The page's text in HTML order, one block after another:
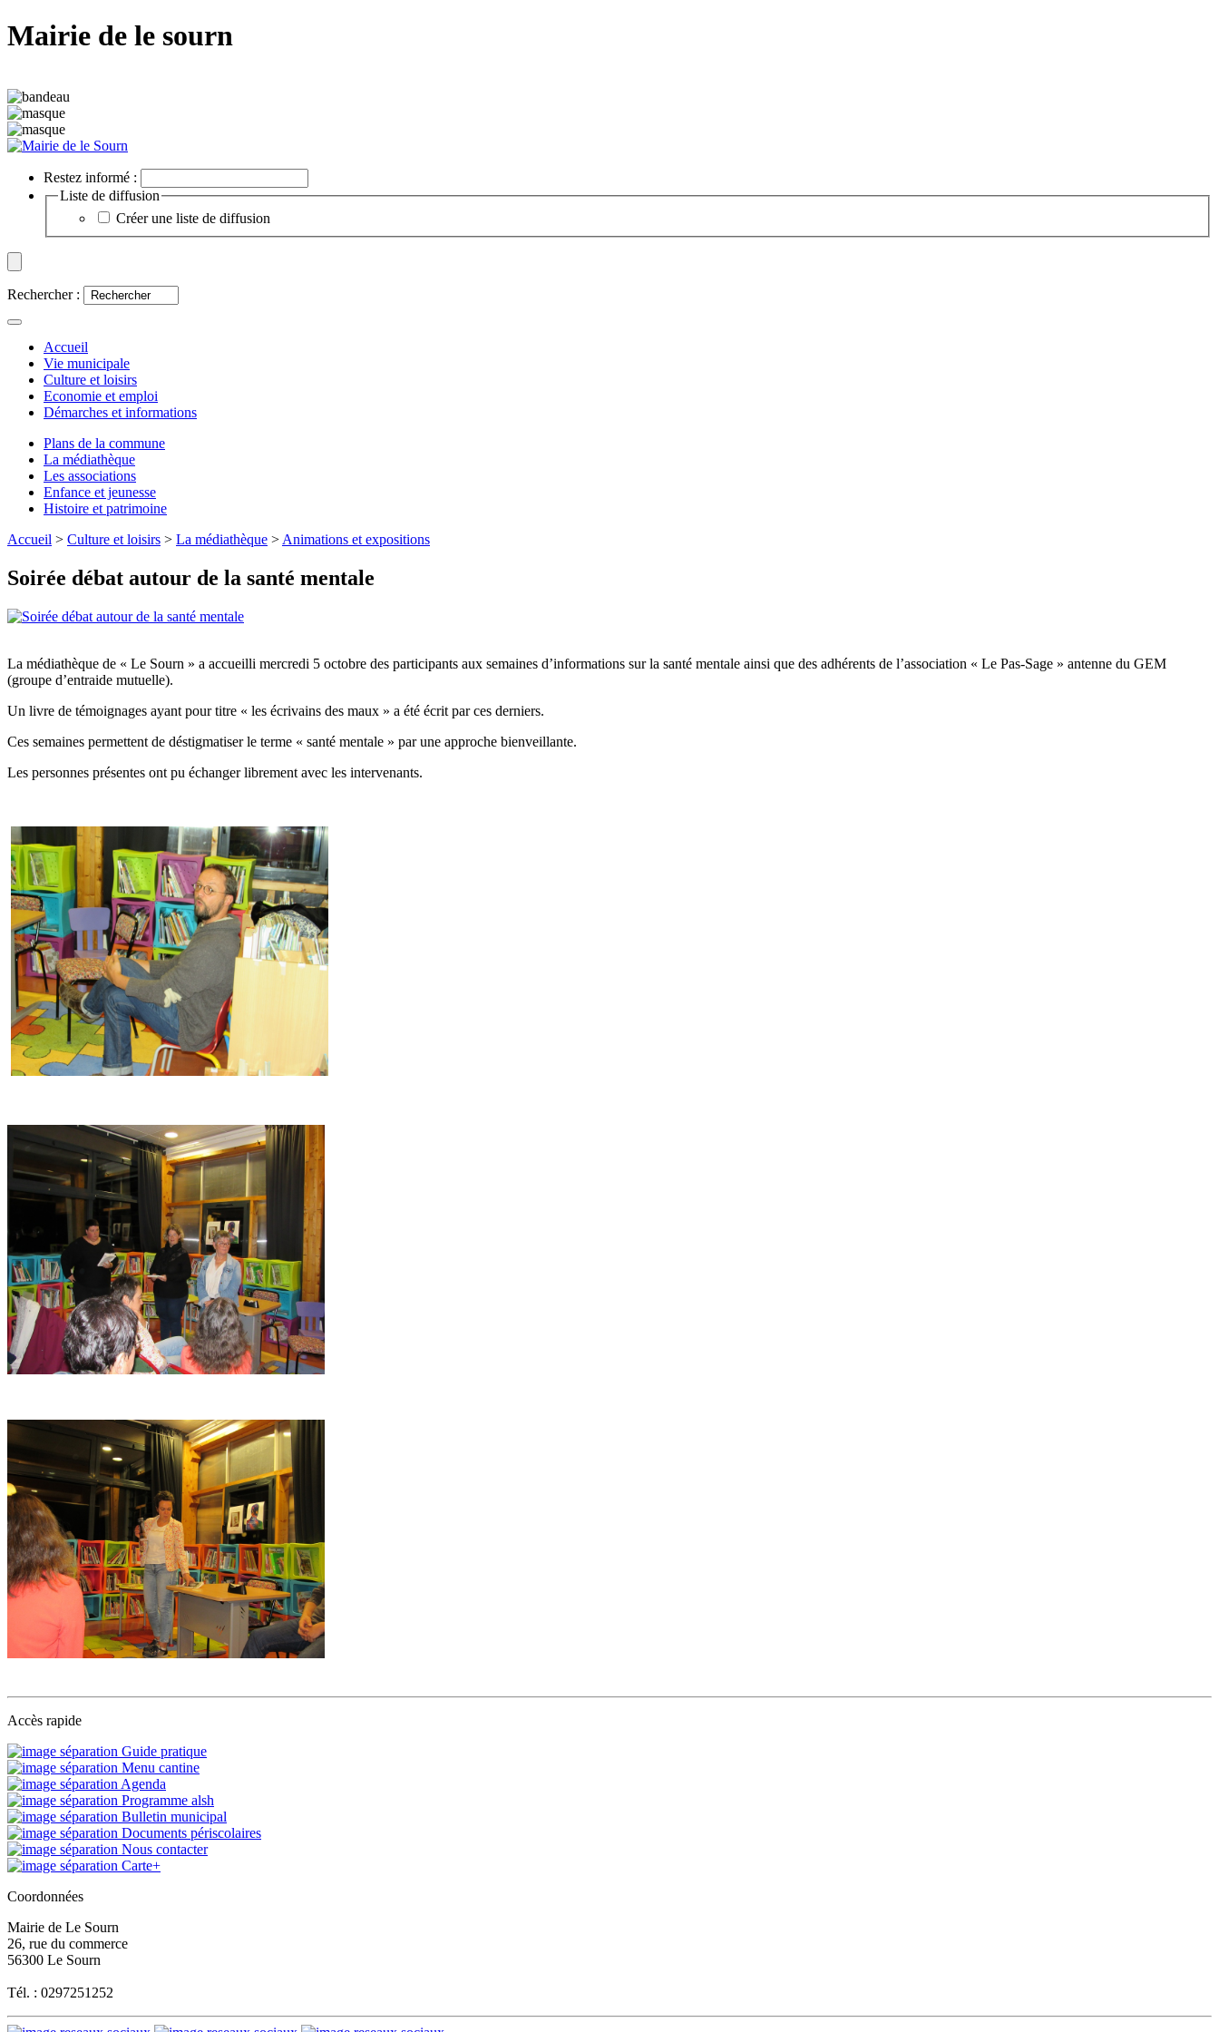
Mairie de le sourn
Restez informé :
Liste de diffusion
Créer une liste de diffusion
Rechercher :
Accueil
Vie municipale
Culture et loisirs
Economie et emploi
Démarches et informations
Plans de la commune
La médiathèque
Les associations
Enfance et jeunesse
Histoire et patrimoine
Accueil > Culture et loisirs > La médiathèque >Animations et expositions
Soirée débat autour de la santé mentale
La médiathèque de « Le Sourn » a accueilli mercredi 5 octobre des participants aux semaines d’informations sur la santé mentale ainsi que des adhérents de l’association « Le Pas-Sage » antenne du GEM
(groupe d’entraide mutuelle).
Un livre de témoignages ayant pour titre « les écrivains des maux » a été écrit par ces derniers.
Ces semaines permettent de déstigmatiser le terme « santé mentale » par une approche bienveillante.
Les personnes présentes ont pu échanger librement avec les intervenants.
Accès rapide
Guide pratique
Menu cantine
Agenda
Programme alsh
Bulletin municipal
Documents périscolaires
Nous contacter
Carte+
Coordonnées
Mairie de Le Sourn
26, rue du commerce
56300 Le Sourn
Tél. : 0297251252